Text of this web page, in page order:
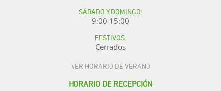
SÁBADO Y DOMINGO:
9:00-15:00
FESTIVOS:
Cerrados
VER HORARIO DE VERANO
HORARIO DE RECEPCIÓN